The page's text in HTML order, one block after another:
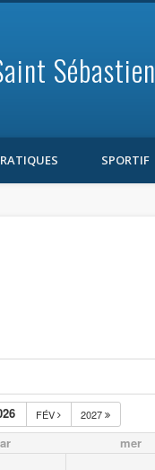
Sébastien
SPORTIF
FÉV 2027
mer